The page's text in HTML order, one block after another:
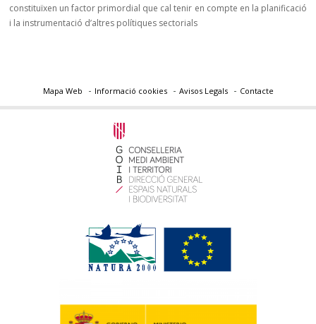
constituïxen un factor primordial que cal tenir en compte en la planificació
i la instrumentació d’altres polítiques sectorials
Mapa Web Informació cookies Avisos Legals Contacte